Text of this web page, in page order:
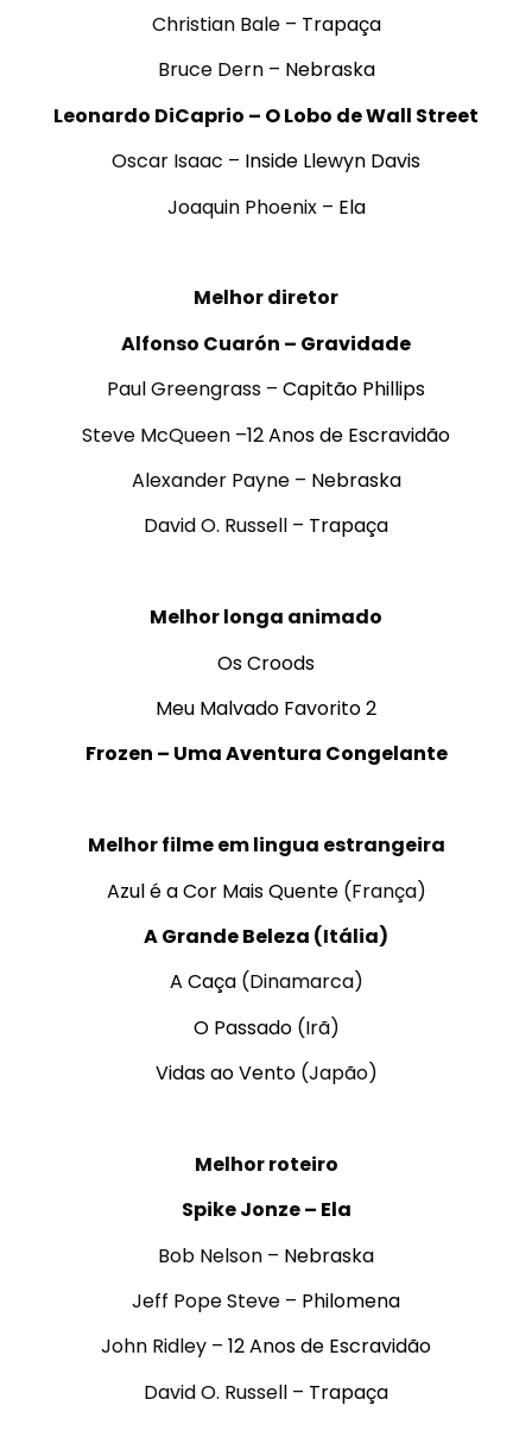
Christian Bale – Trapaça
Bruce Dern – Nebraska
Leonardo DiCaprio – O Lobo de Wall Street
Oscar Isaac – Inside Llewyn Davis
Joaquin Phoenix – Ela
Melhor diretor
Alfonso Cuarón – Gravidade
Paul Greengrass – Capitão Phillips
Steve McQueen –12 Anos de Escravidão
Alexander Payne – Nebraska
David O. Russell – Trapaça
Melhor longa animado
Os Croods
Meu Malvado Favorito 2
Frozen – Uma Aventura Congelante
Melhor filme em lingua estrangeira
Azul é a Cor Mais Quente(França)
A Grande Beleza (Itália)
A Caça (Dinamarca)
O Passado(Irã)
Vidas ao Vento (Japão)
Melhor roteiro
Spike Jonze – Ela
Bob Nelson – Nebraska
Jeff Pope Steve – Philomena
John Ridley – 12 Anos de Escravidão
David O. Russell – Trapaça